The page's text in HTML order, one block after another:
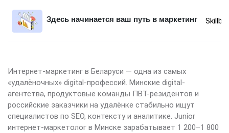
Здесь начинается ваш путь в маркетинг
Интернет-маркетинг в Беларуси — одна из самых
«удалёночных» digital-профессий. Минские digital-
агентства, продуктовые команды ПВТ-резидентов и
российские заказчики на удалёнке стабильно ищут
специалистов по SEO, контексту и аналитике. Junior
интернет-маркетолог в Минске зарабатывает 1 200–1 800